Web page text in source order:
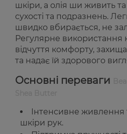
шкіри, а олія ши живить
сухості та подразнень.
швидко вбирається, не
Регулярне використання
відчуття комфорту,
та надає їй здорового
Основні переваги
Інтенсивне
шкіри рук.